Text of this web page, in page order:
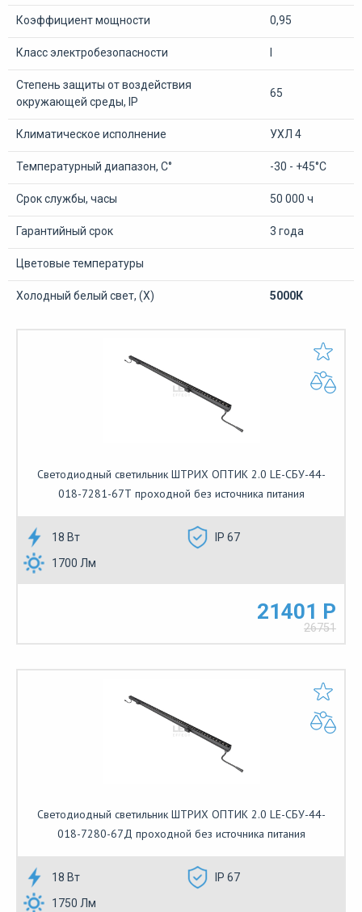
Коэффициент мощности 0,95
Класс электробезопасности
Степень защиты от воздействия
окружающей среды, IP
65
Климатическое исполнение УХЛ 4
Температурный диапазон, С° -30 - +45°С
Срок службы, часы 50 000 ч
Гарантийный срок 3 года
Цветовые температуры
Холодный белый свет, (Х) 5000К
Светодиодный светильник ШТРИХ ОПТИК 2.0 LE-СБУ-44-
018-7281-67Т проходной без источника питания
18 Вт
IP 67
1700 Лм
21401 Р
26751
Светодиодный светильник ШТРИХ ОПТИК 2.0 LE-СБУ-44-
018-7280-67Д проходной без источника питания
18 Вт
IP 67
1750 Лм